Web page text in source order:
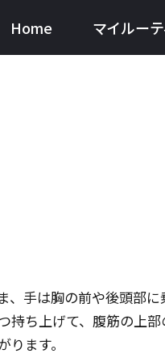
Home マイルー
手は胸の前や後頭部に
ち上げて、腹筋の上
ます。